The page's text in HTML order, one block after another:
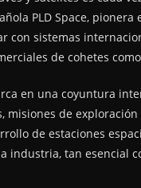
PLD Space,
con sistemas
de cohetes
en una coyuntura
de
de estaciones
industria, tan esencial